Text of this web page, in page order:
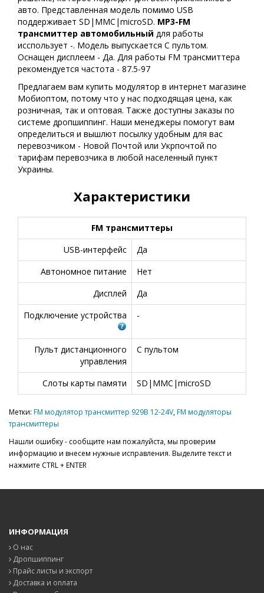
авто. Представленная модель помимо USB
поддерживает SD|MMC|microSD. MP3-FM
трансмиттер автомобильный для работы
исспользует -. Модель выпускается С пультом.
Оснащен дисплеем - Да. Для работы FM трансмиттера
рекомендуется частота - 87.5-97
Предлагаем вам купить модулятор в интернет магазине
Мобиоптом, потому что у нас подходящая цена, как
розничная, так и оптовая. Также доступны заказы по
системе дропшиппинг. Наши менеджеры помогут вам
определиться и вышлют посылку удобным для вас
перевозчиком - Новой Почтой или Укрпочтой по
тарифам перевозчика в любой населенный пункт
Украины.
Характеристики
FM трансмиттеры
USB-интерфейс
Да
Автономное питание
Нет
Дисплей
Да
Подключение устройства
-
Пульт дистанционного
управления
С пультом
Слоты карты памяти SD|MMC|microSD
Метки: FM модулятор трансмиттер 929B 12-24V,FM модуляторы
трансмиттеры
Нашли ошибку - сообщите нам пожалуйста, мы проверим
информацию и внесем нужные исправления. Выделите текст и
нажмите CTRL + ENTER
ИНФОРМАЦИЯ
О нас
Дропшиппинг
Прайс листы и экспорт
Доставка и оплата